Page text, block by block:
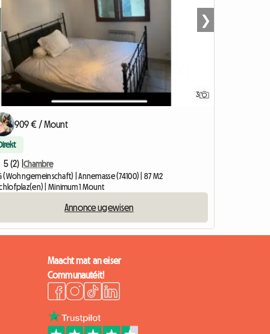
3
❯
909 € / Mount
5 (2) | Chambre
(Wohngemeinschaft) | Annemasse (74100) | 87 M2
| Minimum 1 Mount
Annonce ugewisen
Maacht mat an eiser
Communautéit!